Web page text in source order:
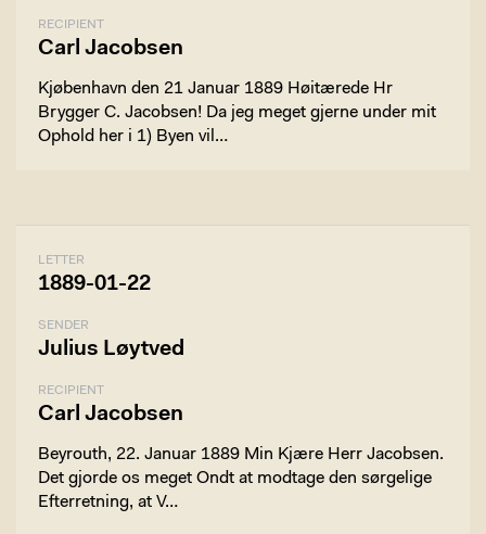
RECIPIENT
Carl Jacobsen
Kjøbenhavn den 21 Januar 1889 Høitærede Hr
Brygger C. Jacobsen! Da jeg meget gjerne under mit
Ophold her i 1) Byen vil…
LETTER
1889-01-22
SENDER
Julius Løytved
RECIPIENT
Carl Jacobsen
Beyrouth, 22. Januar 1889 Min Kjære Herr Jacobsen.
Det gjorde os meget Ondt at modtage den sørgelige
Efterretning, at V…